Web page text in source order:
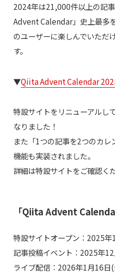
2024年は21,000件以上の記
Advent Calendar」史上最多
のユーザーに楽しんでいただ
す。
▼Qiita Advent Calendar
特設サイトをリニューアルし
なりました！
また「1つの記事を2つのカ
機能も実装されました。
詳細は特設サイトをご確認く
「Qiita Advent
特設サイトオープン：2025
記事投稿イベント：2025年
ライブ配信：2026年1月16日